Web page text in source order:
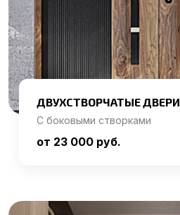
ДВУХСТВОРЧАТЫЕ ДВЕРИ
С боковыми створками
от 23 000 руб.